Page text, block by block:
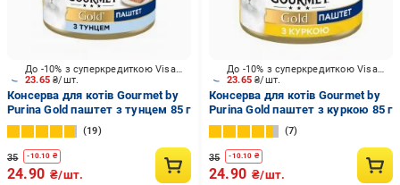
23.65₴/шт.
До -10% з суперкредиткою Visa Вигода
Консерва для котів Gourmet by
Purina Gold паштет з тунцем 85 г
19
35 -10.10 ₴
24.90 ₴/шт.
23.65₴/шт.
До -10% з суперкредиткою Visa Вигода
Консерва для котів Gourmet by
Purina Gold паштет з куркою 85 г
7
35 -10.10 ₴
24.90 ₴/шт.